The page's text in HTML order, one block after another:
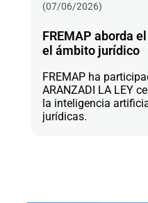
(07/06/2026)
FREMAP aborda
el ámbito jurídico
FREMAP ha
ARANZADI LA LEY
la inteligencia
jurídicas.